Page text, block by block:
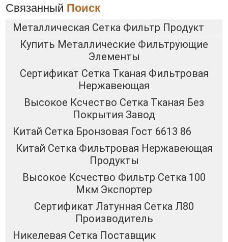
Связанный Поиск
Металлическая Сетка Фильтр Продукт
Купить Металлические Фильтрующие
Элементы
Сертификат Сетка Тканая Фильтровая
Нержавеющая
Высокое Ксчество Сетка Тканая Без
Покрытия Завод
Китай Сетка Бронзовая Гост 6613 86
Китай Сетка Фильтровая Нержавеющая
Продукты
Высокое Ксчество Фильтр Сетка 100
Мкм Экспортер
Сертификат Латунная Сетка Л80
Производитель
Никелевая Сетка Поставщик